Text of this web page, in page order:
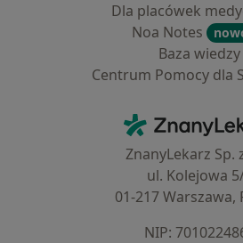
Dla placówek
Noa Notes
Baza wiedzy
Centrum Pomocy dla
ZnanyLekarz Sp.
ul. Kolejowa
01-217 Warszawa,
NIP: